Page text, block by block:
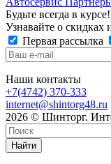
Будьте всегда в курсе!
Узнавайте о скидках
Первая рассылка
Наши контакты
+7(4742) 370-333
internet@shintorg48.ru
2026 © Шинторг.
Найти